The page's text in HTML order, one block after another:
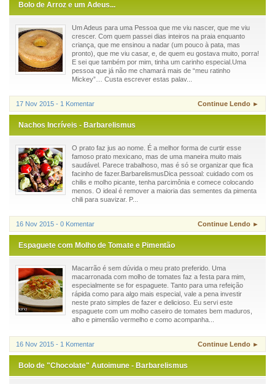
Bolo de Arroz e um Adeus...
Um Adeus para uma Pessoa que me viu nascer, que me viu
crescer. Com quem passei dias inteiros na praia enquanto
criança, que me ensinou a nadar (um pouco à pata, mas
pronto), que me viu casar, e, de quem eu gostava muito, porra!
E sei que também por mim, tinha um carinho especial.Uma
pessoa que já não me chamará mais de “meu ratinho
Mickey”… Custa escrever estas palav...
17 Nov 2015 - 1 Komentar Continue Lendo ►
Nachos Incríveis - Barbarelismus
O prato faz jus ao nome. É a melhor forma de curtir esse
famoso prato mexicano, mas de uma maneira muito mais
saudável. Parece trabalhoso, mas é só se organizar que fica
facinho de fazer.BarbarelismusDica pessoal: cuidado com os
chilis e molho picante, tenha parcimônia e comece colocando
menos. O ideal é remover a maioria das sementes da pimenta
chili para suavizar. P...
16 Nov 2015 - 0 Komentar Continue Lendo ►
Espaguete com Molho de Tomate e Pimentão
Macarrão é sem dúvida o meu prato preferido. Uma
macarronada com molho de tomates faz a festa para mim,
especialmente se for espaguete. Tanto para uma refeição
rápida como para algo mais especial, vale a pena investir
neste prato simples de fazer e delicioso. Eu servi este
espaguete com um molho caseiro de tomates bem maduros,
alho e pimentão vermelho e como acompanha...
16 Nov 2015 - 1 Komentar Continue Lendo ►
Bolo de "Chocolate" Autoimune - Barbarelismus